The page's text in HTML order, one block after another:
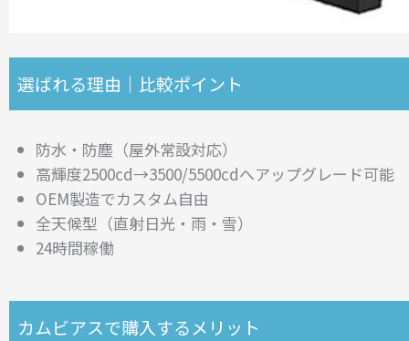
選ばれる理由｜比較ポイント
防水・防塵（屋外常設対応）
高輝度2500cd→3500/5500cdへアップグレード可能
OEM製造でカスタム自由
全天候型（直射日光・雨・雪）
24時間稼働
カムビアスで購入するメリット